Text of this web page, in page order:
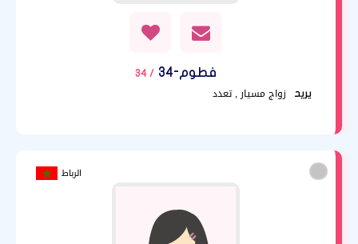
فطوم-34
/ 34
يريد
زواج مسيار , تعدد
الرباط